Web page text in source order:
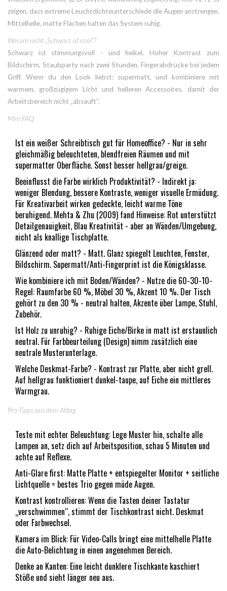
zeigen, dass extreme Leuchtdichteunterschiede die Augen anstrengen.
Mittelhelle, matte Flächen halten das System ruhig.
Warum nicht „Schwarz ist cool“?
Schwarz ist stimmungsvoll - und heikel. Hoher Kontrast zum
Bildschirm, Staubparty nach zwei Stunden, Fingerabdrücke bei jedem
Griff. Wenn du den Look liebst: supermatt, und kombiniere mit
warmem, großzügigem Licht und helleren Accessoires, damit der
Arbeitsbereich nicht „absäuft“.
Mini-FAQ
Ist ein weißer Schreibtisch gut für Homeoffice? - Nur in sehr
gleichmäßig beleuchteten, blendfreien Räumen und mit
supermatter Oberfläche. Sonst besser hellgrau/greige.
Beeinflusst die Farbe wirklich Produktivität? - Indirekt ja:
weniger Blendung, bessere Kontraste, weniger visuelle Ermüdung.
Für Kreativarbeit wirken gedeckte, leicht warme Töne
beruhigend. Mehta & Zhu (2009) fand Hinweise: Rot unterstützt
Detailgenauigkeit, Blau Kreativität - aber an Wänden/Umgebung,
nicht als knallige Tischplatte.
Glänzend oder matt? - Matt. Glanz spiegelt Leuchten, Fenster,
Bildschirm. Supermatt/Anti-Fingerprint ist die Königsklasse.
Wie kombiniere ich mit Boden/Wänden? - Nutze die 60-30-10-
Regel: Raumfarbe 60 %, Möbel 30 %, Akzent 10 %. Der Tisch
gehört zu den 30 % - neutral halten, Akzente über Lampe, Stuhl,
Zubehör.
Ist Holz zu unruhig? - Ruhige Eiche/Birke in matt ist erstaunlich
neutral. Für Farbbeurteilung (Design) nimm zusätzlich eine
neutrale Musterunterlage.
Welche Deskmat-Farbe? - Kontrast zur Platte, aber nicht grell.
Auf hellgrau funktioniert dunkel-taupe, auf Eiche ein mittleres
Warmgrau.
Pro-Tipps aus dem Alltag
Teste mit echter Beleuchtung: Lege Muster hin, schalte alle
Lampen an, setz dich auf Arbeitsposition, schau 5 Minuten und
achte auf Reflexe.
Anti-Glare first: Matte Platte + entspiegelter Monitor + seitliche
Lichtquelle = bestes Trio gegen müde Augen.
Kontrast kontrollieren: Wenn die Tasten deiner Tastatur
„verschwimmen“, stimmt der Tischkontrast nicht. Deskmat
oder Farbwechsel.
Kamera im Blick: Für Video-Calls bringt eine mittelhelle Platte
die Auto-Belichtung in einen angenehmen Bereich.
Denke an Kanten: Eine leicht dunklere Tischkante kaschiert
Stöße und sieht länger neu aus.